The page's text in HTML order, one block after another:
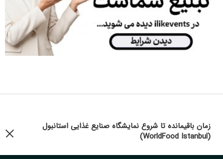
زمان باقیمانده تا شروع نمایشگاه صنایع غذایی استانبول
(WorldFood Istanbul)